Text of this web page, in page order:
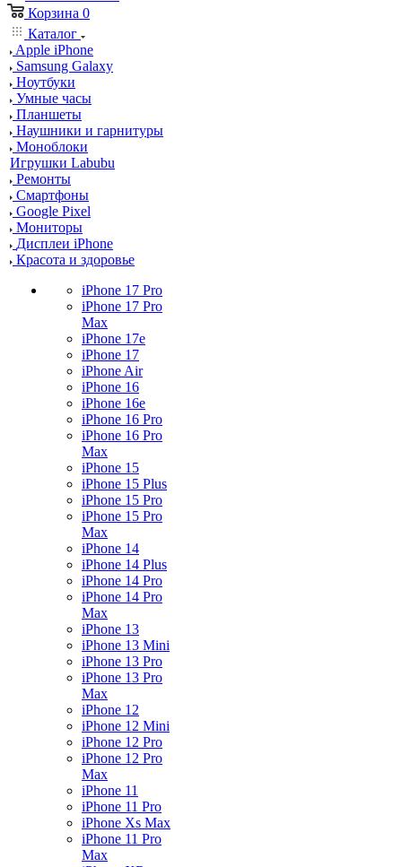
Корзина 0
Каталог
Apple iPhone
Samsung Galaxy
Ноутбуки
Умные часы
Планшеты
Наушники и гарнитуры
Моноблоки
Игрушки Labubu
Ремонты
Смартфоны
Google Pixel
Мониторы
Дисплеи iPhone
Красота и здоровье
iPhone 17 Pro
iPhone 17 Pro
Max
iPhone 17e
iPhone 17
iPhone Air
iPhone 16
iPhone 16e
iPhone 16 Pro
iPhone 16 Pro
Max
iPhone 15
iPhone 15 Plus
iPhone 15 Pro
iPhone 15 Pro
Max
iPhone 14
iPhone 14 Plus
iPhone 14 Pro
iPhone 14 Pro
Max
iPhone 13
iPhone 13 Mini
iPhone 13 Pro
iPhone 13 Pro
Max
iPhone 12
iPhone 12 Mini
iPhone 12 Pro
iPhone 12 Pro
Max
iPhone 11
iPhone 11 Pro
iPhone Xs Max
iPhone 11 Pro
Max